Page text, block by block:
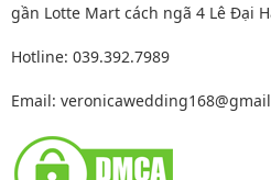
gần Lotte Mart cách ngã 4 Lê Đại
Hotline: 039.392.7989
Email: